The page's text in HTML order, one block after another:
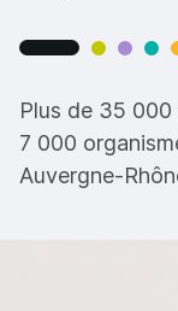
Plus de 35
7 000
Auvergne-